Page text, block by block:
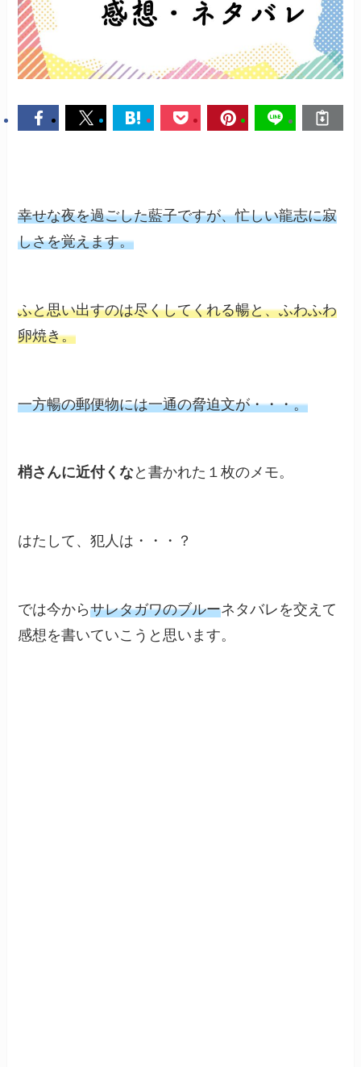
幸せな夜を過ごした藍子ですが、忙しい龍志に寂
しさを覚えます。
ふと思い出すのは尽くしてくれる暢と、ふわふわ
卵焼き。
一方暢の郵便物には一通の脅迫文が・・・。
梢さんに近付くなと書かれた１枚のメモ。
はたして、犯人は・・・？
では今からサレタガワのブルーネタバレを交えて
感想を書いていこうと思います。